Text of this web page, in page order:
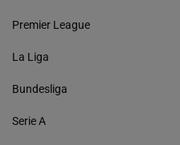
Premier League
La Liga
Bundesliga
Serie A